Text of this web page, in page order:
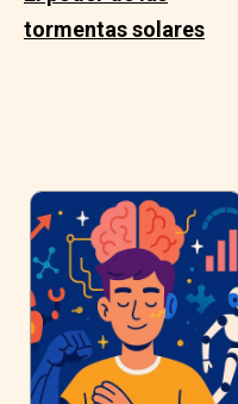
tormentas solares